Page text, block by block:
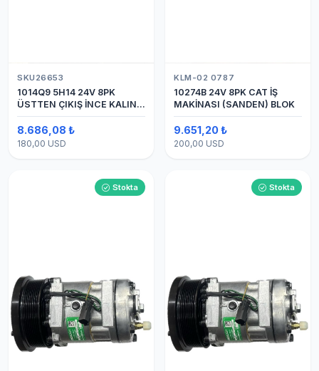
SKU26653
1014Q9 5H14 24V 8PK
ÜSTTEN ÇIKIŞ İNCE KALIN
(SANDEN) KLİMA
KOMPRESÖRÜ KOMPRESÖR
8.686,08 ₺
180,00 USD
KLM-02 0787
10274B 24V 8PK CAT İŞ
MAKİNASI (SANDEN) BLOK
9.651,20 ₺
200,00 USD
Stokta Stokta